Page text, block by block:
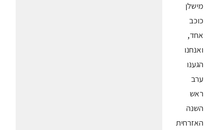
מישלן
כוכב
אחד,
ואנחנו
הגענו
ערב
ראש
השנה
האזרחית